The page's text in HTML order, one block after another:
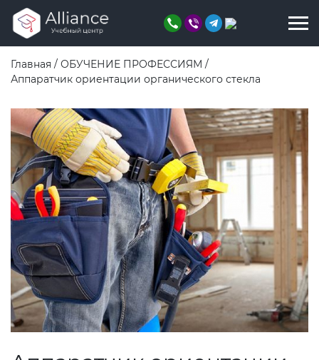
Главная / ОБУЧЕНИЕ ПРОФЕССИЯМ /
Аппаратчик ориентации органического стекла